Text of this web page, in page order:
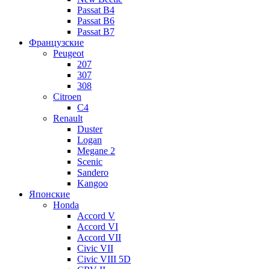
Passat B4
Passat B6
Passat B7
Французские
Peugeot
207
307
308
Citroen
C4
Renault
Duster
Logan
Megane 2
Scenic
Sandero
Kangoo
Японские
Honda
Accord V
Accord VI
Accord VII
Civic VII
Civic VIII 5D